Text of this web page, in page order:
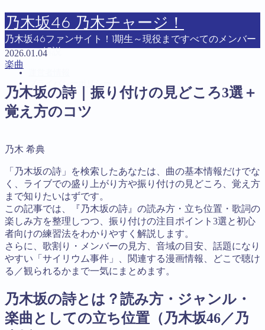
乃木坂46 乃木チャージ！
乃木坂46ファンサイト！1期生～現役まですべてのメンバー
について解説
プライバシーポリシー
MENU
プライバシーポリシー
2026.01.04
楽曲
乃木坂の詩｜振り付けの見どころ3選＋
覚え方のコツ
乃木 希典
「乃木坂の詩」を検索したあなたは、曲の基本情報だけでな
く、ライブでの盛り上がり方や振り付けの見どころ、覚え方
まで知りたいはずです。
この記事では、『乃木坂の詩』の読み方・立ち位置・歌詞の
楽しみ方を整理しつつ、振り付けの注目ポイント3選と初心
者向けの練習法をわかりやすく解説します。
さらに、歌割り・メンバーの見方、音域の目安、話題になり
やすい「サイリウム事件」、関連する漫画情報、どこで聴け
る／観られるかまで一気にまとめます。
乃木坂の詩とは？読み方・ジャンル・
楽曲としての立ち位置（乃木坂46／乃